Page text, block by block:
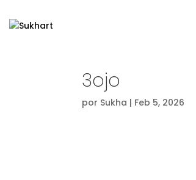
3ojo
por Sukha | Feb 5, 2026